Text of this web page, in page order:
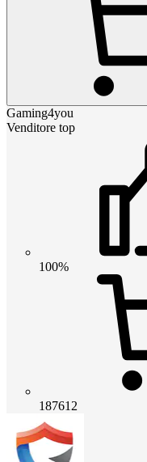
Gaming4you
Venditore top
100%
187612